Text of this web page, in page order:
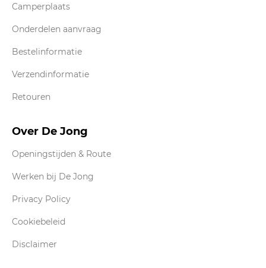
Camperplaats
Onderdelen aanvraag
Bestelinformatie
Verzendinformatie
Retouren
Over De Jong
Openingstijden & Route
Werken bij De Jong
Privacy Policy
Cookiebeleid
Disclaimer